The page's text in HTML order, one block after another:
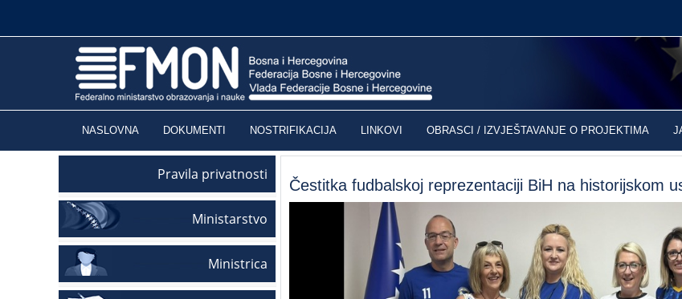
NASLOVNA DOKUMENTI NOSTRIFIKACIJA LINKOVI OBRASCI / IZVJEŠTAVANJE O PROJEKTIMA
Pravila privatnosti
Ministarstvo
Ministrica
Čestitka fudbalskoj reprezentaciji BiH na historijskom